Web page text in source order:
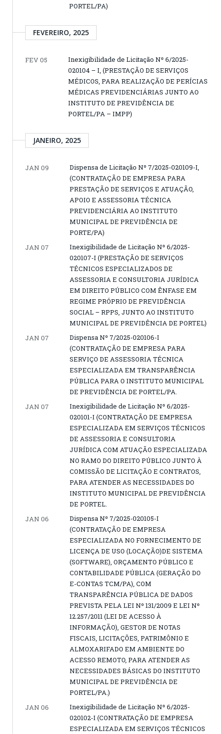
PORTEL/PA)
FEVEREIRO, 2025
FEV 05
Inexigibilidade de Licitação Nº 6/2025-
020104 – I, (PRESTAÇÃO DE SERVIÇOS
MÉDICOS, PARA REALIZAÇÃO DE PERÍCIAS
MÉDICAS PREVIDENCIÁRIAS JUNTO AO
INSTITUTO DE PREVIDÊNCIA DE
PORTEL/PA – IMPP)
JANEIRO, 2025
JAN 09
Dispensa de Licitação Nº 7/2025-020109-I,
(CONTRATAÇÃO DE EMPRESA PARA
PRESTAÇÃO DE SERVIÇOS E ATUAÇÃO,
APOIO E ASSESSORIA TÉCNICA
PREVIDENCIÁRIA AO INSTITUTO
MUNICIPAL DE PREVIDÊNCIA DE
PORTE/PA)
JAN 07
Inexigibilidade de Licitação Nº 6/2025-
020107-I (PRESTAÇÃO DE SERVIÇOS
TÉCNICOS ESPECIALIZADOS DE
ASSESSORIA E CONSULTORIA JURÍDICA
EM DIREITO PÚBLICO COM ÊNFASE EM
REGIME PRÓPRIO DE PREVIDÊNCIA
SOCIAL – RPPS, JUNTO AO INSTITUTO
MUNICIPAL DE PREVIDÊNCIA DE PORTEL)
JAN 07
Dispensa Nº 7/2025-020106-I
(CONTRATAÇÃO DE EMPRESA PARA
SERVIÇO DE ASSESSORIA TÉCNICA
ESPECIALIZADA EM TRANSPARÊNCIA
PÚBLICA PARA O INSTITUTO MUNICIPAL
DE PREVIDÊNCIA DE PORTEL/PA.
JAN 07
Inexigibilidade de Licitação Nº 6/2025-
020101-I (CONTRATAÇÃO DE EMPRESA
ESPECIALIZADA EM SERVIÇOS TÉCNICOS
DE ASSESSORIA E CONSULTORIA
JURÍDICA COM ATUAÇÃO ESPECIALIZADA
NO RAMO DO DIREITO PÚBLICO JUNTO À
COMISSÃO DE LICITAÇÃO E CONTRATOS,
PARA ATENDER AS NECESSIDADES DO
INSTITUTO MUNICIPAL DE PREVIDÊNCIA
DE PORTEL.
JAN 06
Dispensa Nº 7/2025-020105-I
(CONTRATAÇÃO DE EMPRESA
ESPECIALIZADA NO FORNECIMENTO DE
LICENÇA DE USO (LOCAÇÃO)DE SISTEMA
(SOFTWARE), ORÇAMENTO PÚBLICO E
CONTABILIDADE PÚBLICA (GERAÇÃO DO
E-CONTAS TCM/PA), COM
TRANSPARÊNCIA PÚBLICA DE DADOS
PREVISTA PELA LEI Nº 131/2009 E LEI Nº
12.257/2011 (LEI DE ACESSO À
INFORMAÇÃO), GESTOR DE NOTAS
FISCAIS, LICITAÇÕES, PATRIMÔNIO E
ALMOXARIFADO EM AMBIENTE DO
ACESSO REMOTO, PARA ATENDER AS
NECESSIDADES BÁSICAS DO INSTITUTO
MUNICIPAL DE PREVIDÊNCIA DE
PORTEL/PA.)
JAN 06
Inexigibilidade de Licitação Nº 6/2025-
020102-I (CONTRATAÇÃO DE EMPRESA
ESPECIALIZADA EM SERVIÇOS TÉCNICOS